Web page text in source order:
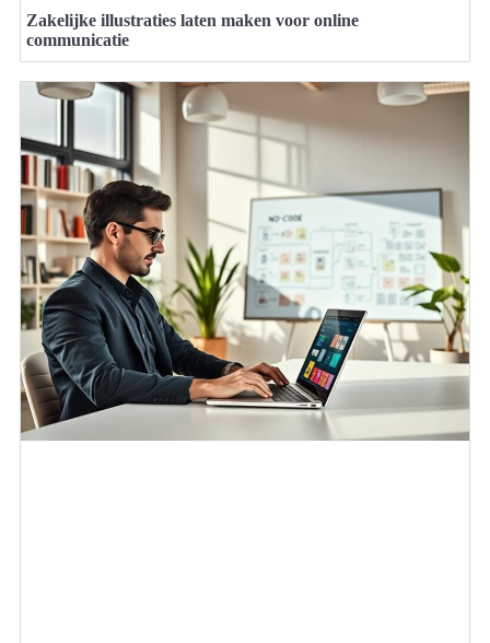
Zakelijke illustraties laten maken voor online
communicatie